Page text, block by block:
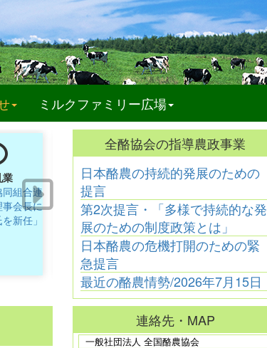
ミルクファミリー広場
業
同組合連
会長に
新任」
酪農乳業
「クリーン化学工業㈱
の取締役に髙橋一也氏
が新任」
酪農乳業
理事組合長に徳丸洋一
氏が昇任」
全酪協会の指導農政事業
日本酪農の持続的発展のための
提言
第2次提言・「多様で持続的な発
展のための制度政策とは」
日本酪農の危機打開のための緊
急提言
最近の酪農情勢/2026年7月15日
連絡先・MAP
一般社団法人 全国酪農協会